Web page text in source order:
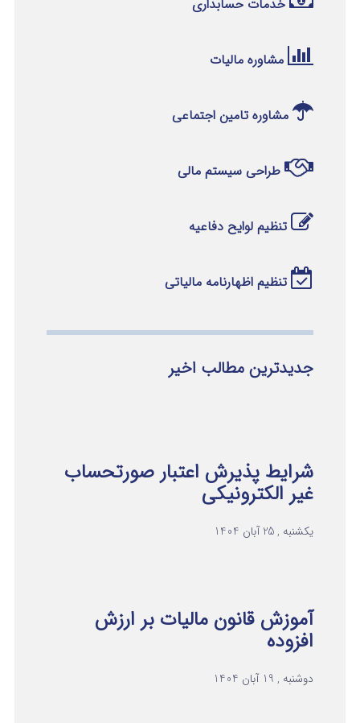
خدمات حسابداری
مشاوره مالیات
مشاوره تامین اجتماعی
طراحی سیستم مالی
تنظیم لوایح دفاعیه
تنظیم اظهارنامه مالیاتی
جدیدترین مطالب اخیر
شرایط پذیرش اعتبار صورتحساب
غیر الکترونیکی
یکشنبه , 25 آبان 1404
آموزش قانون مالیات بر ارزش
افزوده
دوشنبه , 19 آبان 1404